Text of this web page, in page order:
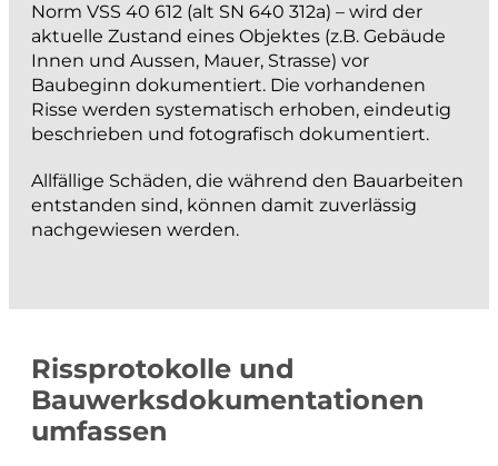
Kanalisationsbau
Werkleitungen
Anlagen der Siedlungswasserwirtschaft
Wasserbau
BIM
messen und dokumentieren
Katasternachführung
Monitoring
Architektur- und Objektvermessung
Beweissicherung
Norm VSS 40 612 (alt SN 640 312a) – wird der
aktuelle Zustand eines Objektes (z.B. Gebäude
Innen und Aussen, Mauer, Strasse) vor
Baubeginn dokumentiert. Die vorhandenen
Risse werden systematisch erhoben, eindeutig
beschrieben und fotografisch dokumentiert.
Allfällige Schäden, die während den Bauarbeiten
entstanden sind, können damit zuverlässig
nachgewiesen werden.
Rissprotokolle und
Bauwerksdokumentationen
umfassen